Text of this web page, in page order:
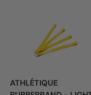
ATHLÉTIQUE